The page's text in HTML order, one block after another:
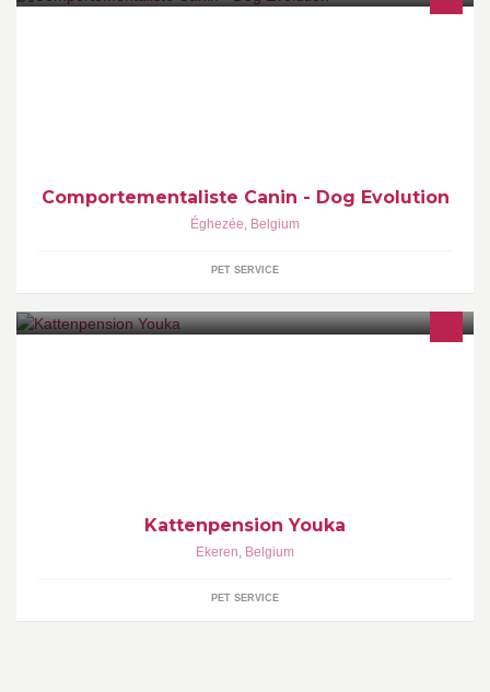
Comportementaliste Canin - Dog Evolution
Éghezée, Belgium
PET SERVICE
Kattenpension Youka
Ekeren, Belgium
PET SERVICE